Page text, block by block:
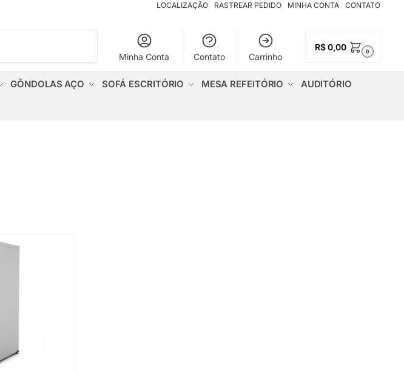
LOCALIZAÇÃO RASTREAR PEDIDO MINHA CONTA CONTATO
Minha Conta Contato Carrinho
R$0,00 0
GÔNDOLAS AÇO SOFÁ ESCRITÓRIO MESA REFEITÓRIO AUDITÓRIO